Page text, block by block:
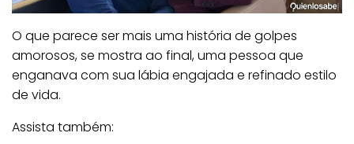
O que parece ser mais uma história de golpes
amorosos, se mostra ao final, uma pessoa que
enganava com sua lábia engajada e refinado estilo
de vida.
Assista também: